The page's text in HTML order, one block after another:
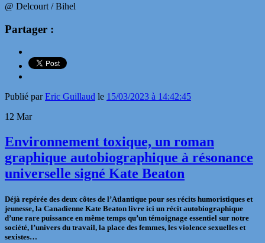
@ Delcourt / Bihel
Partager :
Publié parEric Guillaud le 15/03/2023 à 14:42:45
12 Mar
Environnement toxique, un roman
graphique autobiographique à résonance
universelle signé Kate Beaton
Déjà repérée des deux côtes de l’Atlantique pour ses récits humoristiques et
jeunesse, la Canadienne Kate Beaton livre ici un récit autobiographique
d’une rare puissance en même temps qu’un témoignage essentiel sur notre
société, l’univers du travail, la place des femmes, les violence sexuelles et
sexistes…